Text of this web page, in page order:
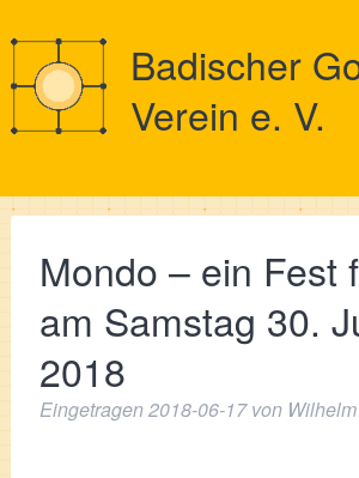
Badischer
Verein e. V.
Mondo – ein Fest
am Samstag 30.
2018
Eingetragen2018-06-17 von